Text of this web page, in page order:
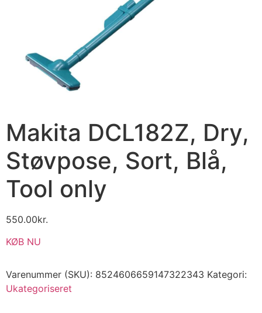
Makita DCL182Z, Dry,
Støvpose, Sort, Blå,
Tool only
550.00kr.
KØB NU
Varenummer (SKU): 8524606659147322343 Kategori:
Ukategoriseret